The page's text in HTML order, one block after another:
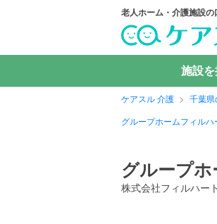
老人ホーム・介護施設の
施設
ケアスル 介護 千葉県
グループホームフィル
グループ
株式会社フィルハート